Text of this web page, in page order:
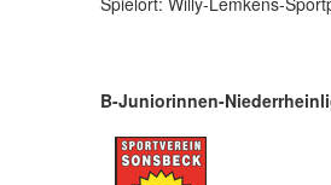
B-Juniorinnen-